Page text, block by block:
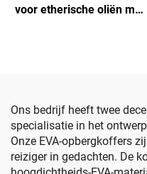
voor etherische oliën met
Ons bedrijf heeft twee
specialisatie in het
Onze EVA-opbergkoffers
reiziger in gedachten. De